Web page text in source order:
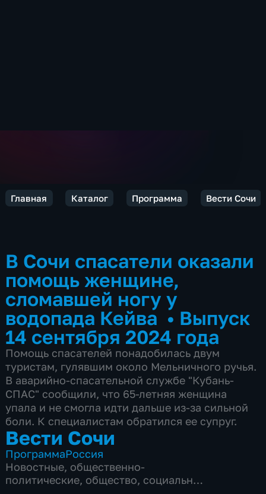
Главная Каталог Программа Вести Сочи
В Сочи спасатели оказали
помощь женщине,
сломавшей ногу у
водопада Кейва • Выпуск
14 сентября 2024 года
Помощь спасателей понадобилась двум
туристам, гулявшим около Мельничного ручья.
В аварийно-спасательной службе "Кубань-
СПАС" сообщили, что 65-летняя женщина
упала и не смогла идти дальше из-за сильной
боли. К специалистам обратился ее супруг.
Вести Сочи
ПрограммаРоссия
Новостные, общественно-
политические, общество, социально-